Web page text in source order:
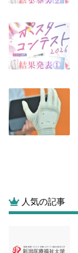
人気の記事